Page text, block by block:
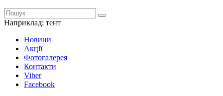
Наприклад: тент
Новини
Акції
Фотогалерея
Контакти
Viber
Facebook